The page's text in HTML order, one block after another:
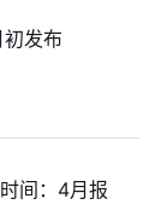
发布
间：4月报